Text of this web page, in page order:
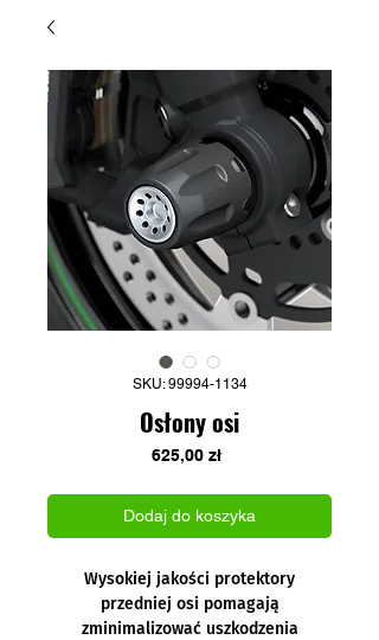
SKU: 99994-1134
Osłony osi
625,00 złCena
Dodaj do koszyka
Wysokiej jakości protektory
przedniej osi pomagają
zminimalizować uszkodzenia